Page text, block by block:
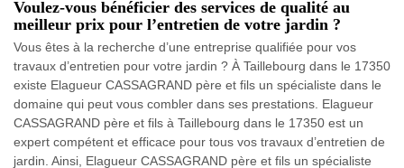
Voulez-vous bénéficier des services de qualité au
meilleur prix pour l’entretien de votre jardin ?
Vous êtes à la recherche d’une entreprise qualifiée pour vos
travaux d’entretien pour votre jardin ? À Taillebourg dans le 17350
existe Elagueur CASSAGRAND père et fils un spécialiste dans le
domaine qui peut vous combler dans ses prestations. Elagueur
CASSAGRAND père et fils à Taillebourg dans le 17350 est un
expert compétent et efficace pour tous vos travaux d’entretien de
jardin. Ainsi, Elagueur CASSAGRAND père et fils un spécialiste